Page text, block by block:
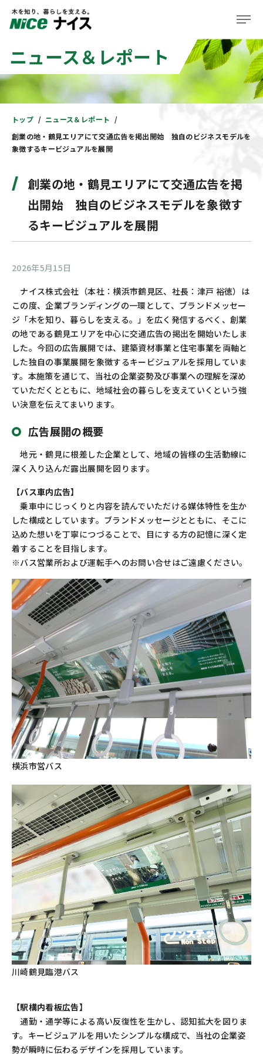
企業情報
事業紹介
サステナビリティ
採用情報
住まい
お問い合わせ
ニュース＆レポート
トップ
ニュース＆レポート
創業の地・鶴見エリアにて交通広告を掲出開始 独自のビジネスモデルを
象徴するキービジュアルを展開
創業の地・鶴見エリアにて交通広告を掲
出開始 独自のビジネスモデルを象徴す
るキービジュアルを展開
2026年5月15日
ナイス株式会社（本社：横浜市鶴見区、社長：津戸 裕徳）は
この度、企業ブランディングの一環として、ブランドメッセー
ジ「木を知り、暮らしを支える。」を広く発信するべく、創業
の地である鶴見エリアを中心に交通広告の掲出を開始いたしま
した。今回の広告展開では、建築資材事業と住宅事業を両軸と
した独自の事業展開を象徴するキービジュアルを採用していま
す。本施策を通じて、当社の企業姿勢及び事業への理解を深め
ていただくとともに、地域社会の暮らしを支えていくという強
い決意を伝えてまいります。
広告展開の概要
地元・鶴見に根差した企業として、地域の皆様の生活動線に
深く入り込んだ露出展開を図ります。
【バス車内広告】
乗車中にじっくりと内容を読んでいただける媒体特性を生か
した構成としています。ブランドメッセージとともに、そこに
込めた想いを丁寧につづることで、目にする方の記憶に深く定
着することを目指します。
※バス営業所および運転手へのお問い合せはご遠慮ください。
横浜市営バス
川崎鶴見臨港バス
【駅構内看板広告】
通勤・通学等による高い反復性を生かし、認知拡大を図りま
す。キービジュアルを用いたシンプルな構成で、当社の企業姿
勢が瞬時に伝わるデザインを採用しています。